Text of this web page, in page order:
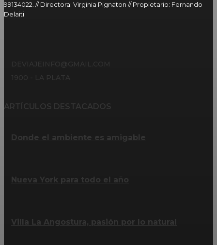
99134022. // Directora: Virginia Pignaton // Propietario: Fernando
Delaiti
1900 - LA PLATA
ARTÍCULOS DESTACADOS
Donde el ambiente es amigable
Nueva York para todo el año
Villa La Angostura, pasión por lo natural